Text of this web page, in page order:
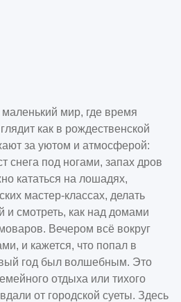
мир, где время
как в рождественской
за уютом и атмосферой:
снега под ногами, запах дров
кататься на лошадях,
мастер-классах, делать
и смотреть, как над домами
Вечером всё вокруг
и кажется, что попал в
год был волшебным. Это
отдыха или тихого
от городской суеты. Здесь